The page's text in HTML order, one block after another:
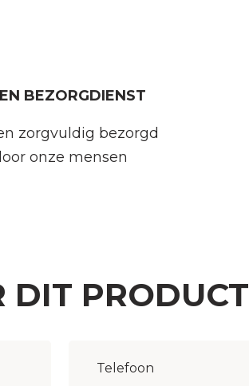
BEZORGDIENST
zorgvuldig bezorgd
onze mensen
DIT PRODUCT